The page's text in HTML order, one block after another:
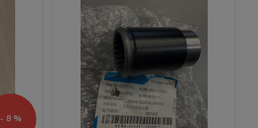
- 8 %